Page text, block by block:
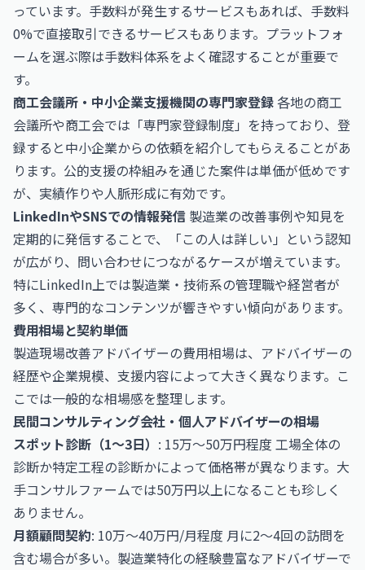
っています。手数料が発生するサービスもあれば、手数料
0%で直接取引できるサービスもあります。プラットフォ
ームを選ぶ際は手数料体系をよく確認することが重要で
す。
商工会議所・中小企業支援機関の専門家登録各地の商工
会議所や商工会では「専門家登録制度」を持っており、登
録すると中小企業からの依頼を紹介してもらえることがあ
ります。公的支援の枠組みを通じた案件は単価が低めです
が、実績作りや人脈形成に有効です。
LinkedInやSNSでの情報発信 製造業の改善事例や知見を
定期的に発信することで、「この人は詳しい」という認知
が広がり、問い合わせにつながるケースが増えています。
特にLinkedIn上では製造業・技術系の管理職や経営者が
多く、専門的なコンテンツが響きやすい傾向があります。
費用相場と契約単価
製造現場改善アドバイザーの費用相場は、アドバイザーの
経歴や企業規模、支援内容によって大きく異なります。こ
こでは一般的な相場感を整理します。
民間コンサルティング会社・個人アドバイザーの相場
スポット診断（1〜3日） : 15万〜50万円程度 工場全体の
診断か特定工程の診断かによって価格帯が異なります。大
手コンサルファームでは50万円以上になることも珍しく
ありません。
月額顧問契約: 10万〜40万円/月程度 月に2〜4回の訪問を
含む場合が多い。製造業特化の経験豊富なアドバイザーで